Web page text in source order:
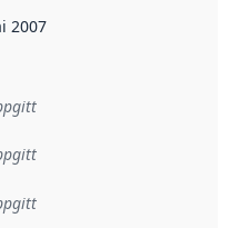
når dataene i dette
2007